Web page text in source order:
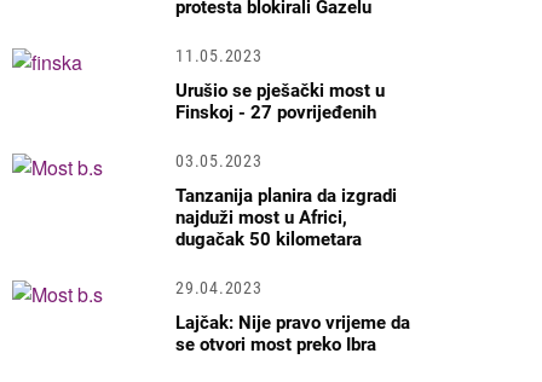
protesta blokirali Gazelu
11.05.2023
Urušio se pješački most u
Finskoj - 27 povrijeđenih
03.05.2023
Tanzanija planira da izgradi
najduži most u Africi,
dugačak 50 kilometara
29.04.2023
Lajčak: Nije pravo vrijeme da
se otvori most preko Ibra